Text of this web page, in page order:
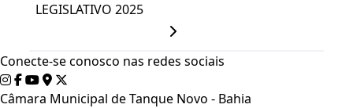
LEGISLATIVO 2025
Conecte-se conosco nas redes sociais
Câmara Municipal de Tanque Novo - Bahia